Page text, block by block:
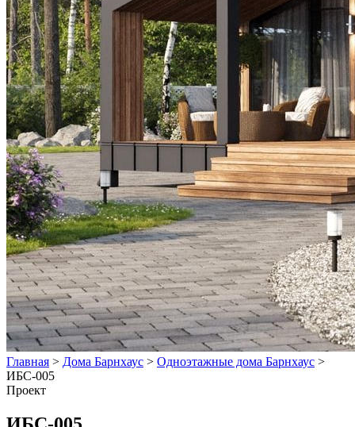
Главная > Дома Барнхаус > Одноэтажные дома Барнхаус >
ИБС-005
Проект